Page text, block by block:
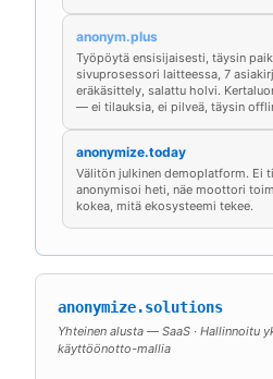
anonym.plus
Työpöytä ensisijaisesti, täysin
sivuprosessori laitteessa, 7
eräkäsittely, salattu holvi.
— ei tilauksia, ei pilveä, täysin
anonymize.today
Välitön julkinen demoplatform. Ei
anonymisoi heti, näe moottori
kokea, mitä ekosysteemi tekee.
anonymize.solutions
Yhteinen alusta — SaaS · Hallinnoitu
käyttöönotto-mallia